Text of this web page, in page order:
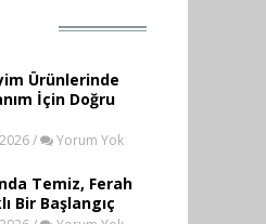
Ürünlerinde
İçin Doğru
/ Yorum Yok
Temiz, Ferah
Bir Başlangıç